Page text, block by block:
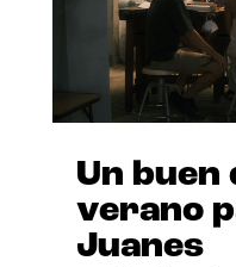
Un buen
verano
Juanes